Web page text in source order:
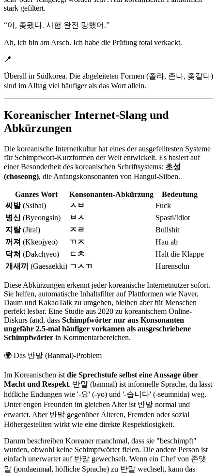
stark gefiltert.
“아, 좆됐다. 시험 완전 망했어.”
Ah, ich bin am Arsch. Ich habe die Prüfung total verkackt.
📍
Überall in Südkorea. Die abgeleiteten Formen (졸라, 존나, 좆같다)
sind im Alltag viel häufiger als das Wort allein.
Koreanischer Internet-Slang und
Abkürzungen
Die koreanische Internetkultur hat eines der ausgefeiltesten Systeme
für Schimpfwort-Kurzformen der Welt entwickelt. Es basiert auf
einer Besonderheit des koreanischen Schriftsystems: 초성
(choseong), die Anfangskonsonanten von Hangul-Silben.
Ganzes Wort Konsonanten-Abkürzung
Bedeutung
씨발(Ssibal) ㅅㅂ
Fuck
병신 (Byeongsin) ㅂㅅ
Spasti/Idiot
지랄(Jiral) ㅈㄹ
Bullshit
꺼져 (Kkeojyeo) ㄲㅈ
Hau ab
닥쳐 (Dakchyeo) ㄷㅊ
Halt die Klappe
개새끼 (Gaesaekki) ㄱㅅㄲ Hurensohn
Diese Abkürzungen erkennt jeder koreanische Internetnutzer sofort.
Sie helfen, automatische Inhaltsfilter auf Plattformen wie Naver,
Daum und KakaoTalk zu umgehen, bleiben aber für Menschen
perfekt lesbar. Eine Studie aus 2020 zu koreanischem Online-
Diskurs fand, dass Schimpfwörter nur aus Konsonanten
ungefähr 2.5-mal häufiger vorkamen als ausgeschriebene
Schimpfwörter in Kommentarbereichen.
🌍 Das 반말 (Banmal)-Problem
Im Koreanischen ist die Sprechstufe selbst eine Aussage über
Macht und Respekt. 반말 (banmal) ist informelle Sprache, du lässt
höfliche Endungen wie '-요' (-yo) und '-습니다' (-seumnida) weg.
Unter engen Freunden im gleichen Alter ist 반말 normal und
erwartet. Aber 반말 gegenüber Älteren, Fremden oder sozial
Höhergestellten wirkt wie eine direkte Respektlosigkeit.
Darum beschreiben Koreaner manchmal, dass sie "beschimpft"
wurden, obwohl keine Schimpfwörter fielen. Die andere Person ist
einfach unerwartet auf 반말 gewechselt. Wenn ein Chef von 존댓
말 (jondaenmal, höfliche Sprache) zu 반말 wechselt, kann das